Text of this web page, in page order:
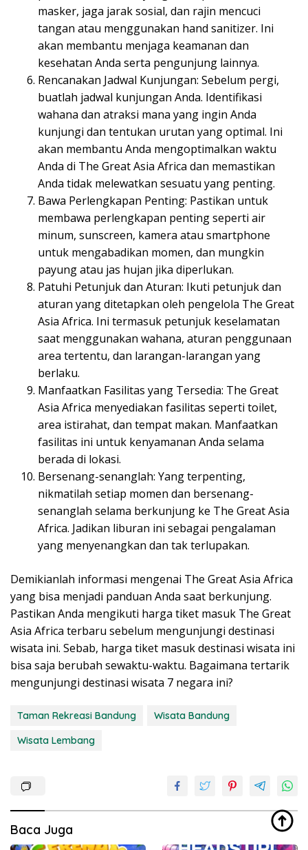
masker, jaga jarak sosial, dan rajin mencuci
tangan atau menggunakan hand sanitizer. Ini
akan membantu menjaga keamanan dan
kesehatan Anda serta pengunjung lainnya.
Rencanakan Jadwal Kunjungan: Sebelum pergi,
buatlah jadwal kunjungan Anda. Identifikasi
wahana dan atraksi mana yang ingin Anda
kunjungi dan tentukan urutan yang optimal. Ini
akan membantu Anda mengoptimalkan waktu
Anda di The Great Asia Africa dan memastikan
Anda tidak melewatkan sesuatu yang penting.
Bawa Perlengkapan Penting: Pastikan untuk
membawa perlengkapan penting seperti air
minum, sunscreen, kamera atau smartphone
untuk mengabadikan momen, dan mungkin
payung atau jas hujan jika diperlukan.
Patuhi Petunjuk dan Aturan: Ikuti petunjuk dan
aturan yang ditetapkan oleh pengelola The Great
Asia Africa. Ini termasuk petunjuk keselamatan
saat menggunakan wahana, aturan penggunaan
area tertentu, dan larangan-larangan yang
berlaku.
Manfaatkan Fasilitas yang Tersedia: The Great
Asia Africa menyediakan fasilitas seperti toilet,
area istirahat, dan tempat makan. Manfaatkan
fasilitas ini untuk kenyamanan Anda selama
berada di lokasi.
Bersenang-senanglah: Yang terpenting,
nikmatilah setiap momen dan bersenang-
senanglah selama berkunjung ke The Great Asia
Africa. Jadikan liburan ini sebagai pengalaman
yang menyenangkan dan tak terlupakan.
Demikianlah informasi mengenai The Great Asia Africa
yang bisa menjadi panduan Anda saat berkunjung.
Pastikan Anda mengikuti harga tiket masuk The Great
Asia Africa terbaru sebelum mengunjungi destinasi
wisata ini. Sebab, harga tiket masuk destinasi wisata ini
bisa saja berubah sewaktu-waktu. Bagaimana tertarik
mengunjungi destinasi wisata 7 negara ini?
Taman Rekreasi Bandung
Wisata Bandung
Wisata Lembang
Baca Juga